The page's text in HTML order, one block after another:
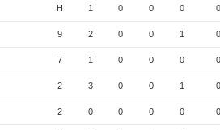
H 1 0 0 0 0
9 2 0 0 1 0
7 1 0 0 0 0
2 3 0 0 1 0
2 0 0 0 0 0